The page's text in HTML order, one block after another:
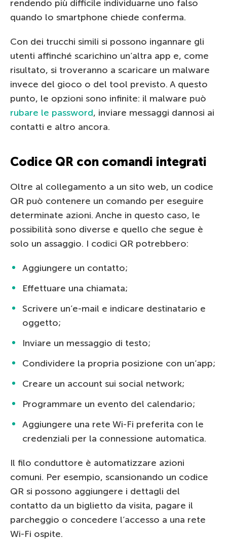
rendendo più difficile individuarne uno falso
quando lo smartphone chiede conferma.
Con dei trucchi simili si possono ingannare gli
utenti affinché scarichino un’altra app e, come
risultato, si troveranno a scaricare un malware
invece del gioco o del tool previsto. A questo
punto, le opzioni sono infinite: il malware può
rubare le password, inviare messaggi dannosi ai
contatti e altro ancora.
Codice QR con comandi integrati
Oltre al collegamento a un sito web, un codice
QR può contenere un comando per eseguire
determinate azioni. Anche in questo caso, le
possibilità sono diverse e quello che segue è
solo un assaggio. I codici QR potrebbero:
Aggiungere un contatto;
Effettuare una chiamata;
Scrivere un’e-mail e indicare destinatario e
oggetto;
Inviare un messaggio di testo;
Condividere la propria posizione con un’app;
Creare un account sui social network;
Programmare un evento del calendario;
Aggiungere una rete Wi-Fi preferita con le
credenziali per la connessione automatica.
Il filo conduttore è automatizzare azioni
comuni. Per esempio, scansionando un codice
QR si possono aggiungere i dettagli del
contatto da un biglietto da visita, pagare il
parcheggio o concedere l’accesso a una rete
Wi-Fi ospite.